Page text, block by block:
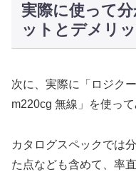
実際に使って
ットとデメリ
次に、実際に「ロジク
m220cg 無線」を使っ
カタログスペックでは
た点なども含めて、率